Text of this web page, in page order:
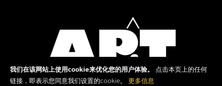
我们在该网站上使用cookie来优化您的用户体验。
点击本页上的任何
链接，即表示您同意我们设置的cookie。
更多信息